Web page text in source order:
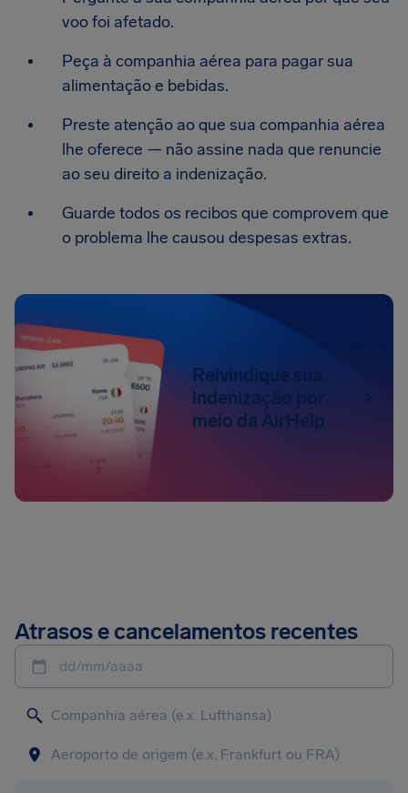
voo foi afetado.
Peça à companhia aérea para pagar sua
alimentação e bebidas.
Preste atenção ao que sua companhia aérea
lhe oferece — não assine nada que renuncie
ao seu direito a indenização.
Guarde todos os recibos que comprovem que
o problema lhe causou despesas extras.
Reivindique sua
indenização por
meio da AirHelp
Atrasos e cancelamentos recentes
dd/mm/aaaa